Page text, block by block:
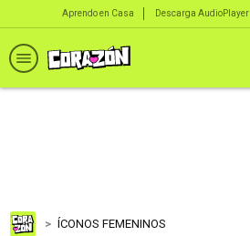
Aprendo en Casa Descarga AudioPlayer
ÍCONOS FEMENINOS